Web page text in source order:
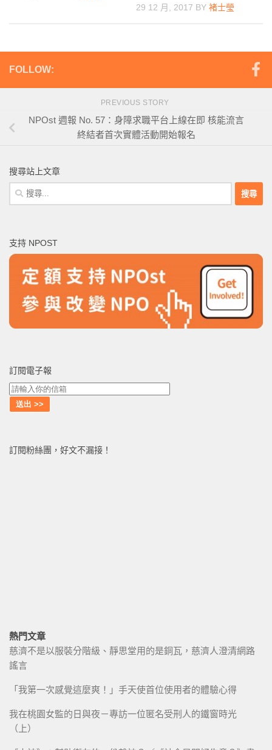
29 12 月, 2017 BY 褚士瑩
FOLLOW:
PREVIOUS STORY
NPOst 週報 No. 57：身障求職平台上線在即 核能流言
終結者首次實體活動開始報名
搜尋站上文章
搜
尋
字:
支持 NPOST
訂閱電子報
訂閱粉絲團，好文不漏接！
熱門文章
慈濟不是以服裝分階級、靜思堂用的是銅瓦，慈濟人澄清網路
謠言
「我第一次感覺這麼爽！」手天使首位使用者的體驗心得
我在桃園女監的日與夜－專訪一位匿名受刑人的鐵窗時光
（上）